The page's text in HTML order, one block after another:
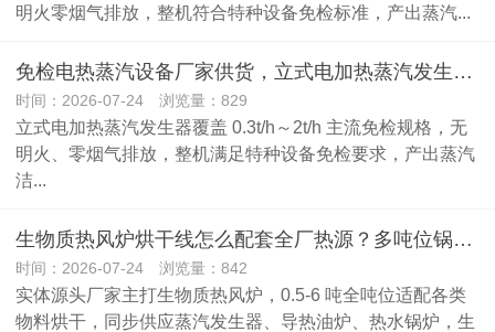
明火零烟气排放，整机符合特种设备免检标准，产出蒸汽...
免检电热蒸汽设备厂家供货，立式电加热蒸汽发生器各吨位采购成本分析
时间：2026-07-24 浏览量：829
立式电加热蒸汽发生器覆盖 0.3t/h～2t/h 主流免检规格，无
明火、零烟气排放，整机满足特种设备免检要求，产出蒸汽
洁...
生物质热风炉烘干线怎么配套全厂热源？多吨位锅炉改造维保一站式方案
时间：2026-07-24 浏览量：842
实体源头厂家主打生物质热风炉，0.5-6 吨全吨位适配各类
物料烘干，同步供应蒸汽发生器、导热油炉、热水锅炉，生